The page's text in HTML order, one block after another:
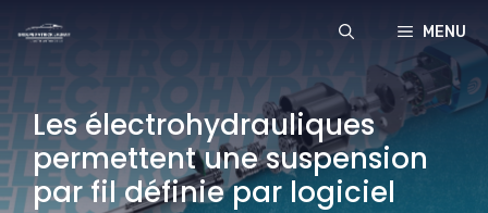
MENU
Les électrohydrauliques
permettent une suspension
par fil définie par logiciel